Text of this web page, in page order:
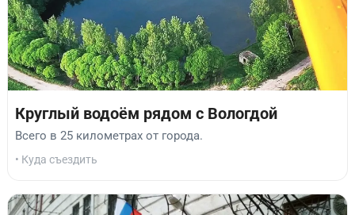
Круглый водоём рядом с Вологдой
Всего в 25 километрах от города.
• Куда съездить